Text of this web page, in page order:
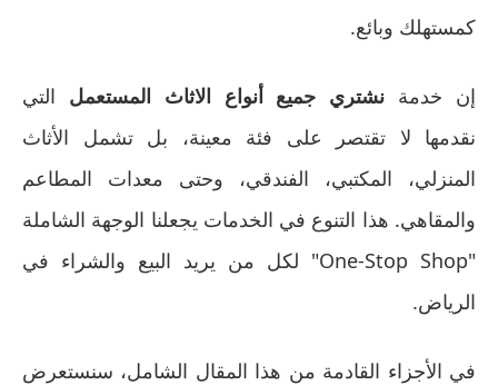
كمستهلك وبائع.
إن خدمة نشتري جميع أنواع الاثاث المستعمل التي
نقدمها لا تقتصر على فئة معينة، بل تشمل الأثاث
المنزلي، المكتبي، الفندقي، وحتى معدات المطاعم
والمقاهي. هذا التنوع في الخدمات يجعلنا الوجهة الشاملة
"One-Stop Shop" لكل من يريد البيع والشراء في
الرياض.
في الأجزاء القادمة من هذا المقال الشامل، سنستعرض